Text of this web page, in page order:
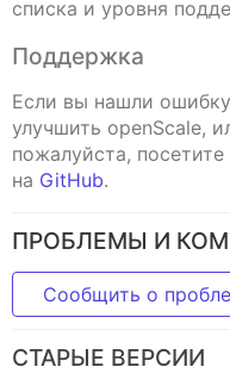
списка и уровня
Поддержка
Если вы нашли
улучшить openScale,
пожалуйста,
на GitHub.
ПРОБЛЕМЫ И
Сообщить о
СТАРЫЕ ВЕРСИИ